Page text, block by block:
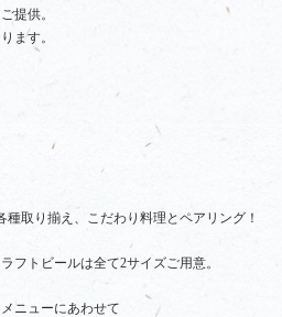
提供。
ます。
取り揃え、こだわり料理とペアリング！
フトビールは全て2サイズご用意。
ニューにあわせて